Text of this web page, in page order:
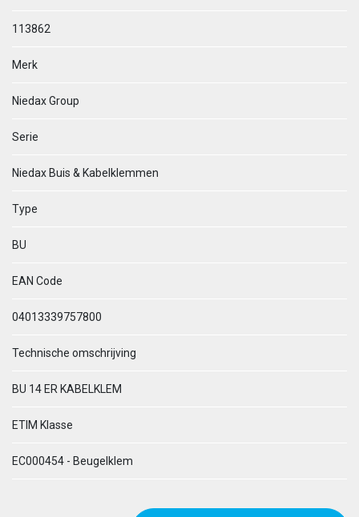
113862
Merk
Niedax Group
Serie
Niedax Buis & Kabelklemmen
Type
BU
EAN Code
04013339757800
Technische omschrijving
BU 14 ER KABELKLEM
ETIM Klasse
EC000454 - Beugelklem